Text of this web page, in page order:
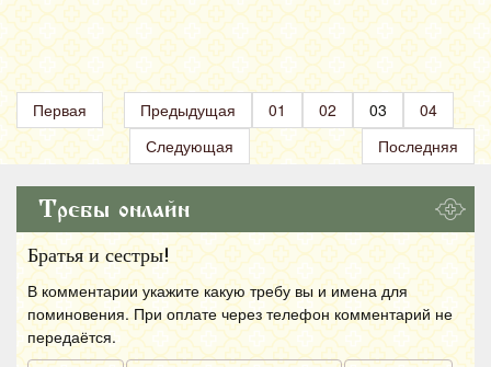
Первая Предыдущая 01 02 03
04
Следующая
Последняя
Требы онлайн
Братья и сестры!
В комментарии укажите какую требу вы и имена для
поминовения. При оплате через телефон комментарий не
передаётся.